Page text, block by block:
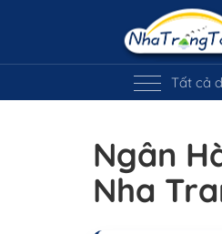
Tất cả
Ngân
Nha